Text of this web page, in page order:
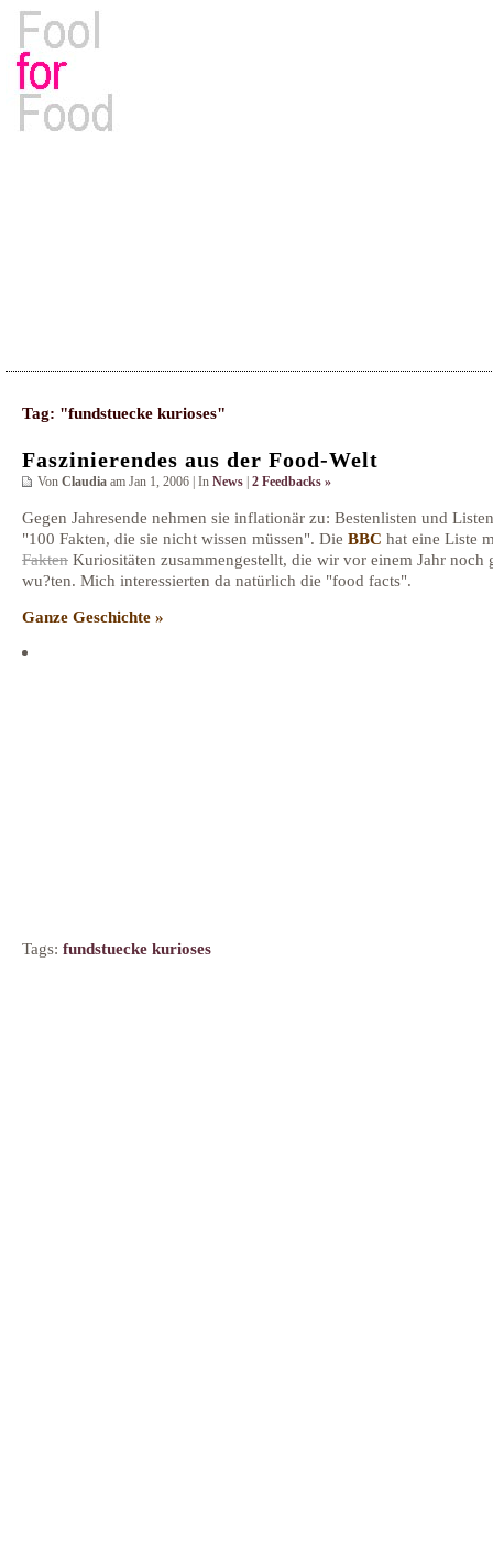
Tag: "fundstuecke kurioses"
Faszinierendes aus der Food-Welt
Von Claudia am Jan 1, 2006 | In News 2 Feedbacks »
Gegen Jahresende nehmen sie inflationär zu: Bestenlisten und
"100 Fakten, die sie nicht wissen müssen". Die BBC hat eine Liste
Fakten Kuriositäten zusammengestellt, die wir vor einem Jahr noch
wu?ten. Mich interessierten da natürlich die "food facts".
Ganze Geschichte »
Tags: fundstuecke kurioses